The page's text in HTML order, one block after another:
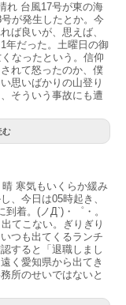
台風17号が東の海
が発生したとか。今
ば良いが、思えば、
年だった。土曜日の御
なったという。信仰
れて怒ったのか、僕
思いばかりの山登り
そういう事故にも遭
む
寒気もいくらか緩み
、今日は05時起き、
着。(ノД`)・゜・。
てこない。ぎりぎり
つも出てくるランチ
すると「退職しまし
く愛知県から出てき
所のせいではないと